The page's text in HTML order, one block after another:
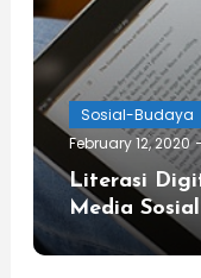
Sosial-Budaya
February 12, 2020
Literasi
Media Sosial